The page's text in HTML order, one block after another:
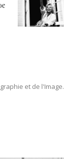
et de l'Image.